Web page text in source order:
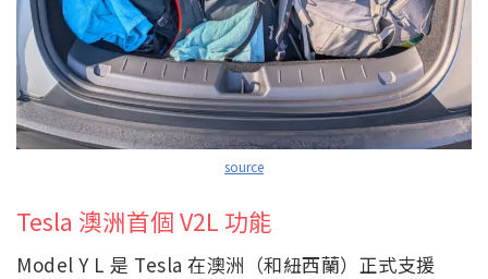
source
Tesla 澳洲首個 V2L 功能
Model Y L 是 Tesla 在澳洲（和紐西蘭）正式支援